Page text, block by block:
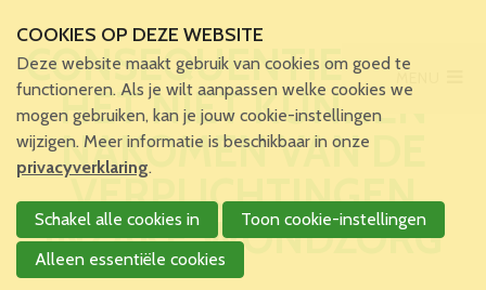
CONSEQUENTIES VAN
HET NIET KUNNEN
NAKOMEN VAN DE
VERPLICHTINGEN
INZAKE WONDZORG
Main Menu
Home
Voor patiënten en zorgverleners
Verpleegkundigen
VBZV Helpcenter
Nieuws
COOKIES OP DEZE WEBSITE
Deze website maakt gebruik van cookies om goed te
functioneren. Als je wilt aanpassen welke cookies we
mogen gebruiken, kan je jouw cookie-instellingen
wijzigen. Meer informatie is beschikbaar in onze
privacyverklaring.
Schakel alle cookies in
Toon cookie-instellingen
Alleen essentiële cookies